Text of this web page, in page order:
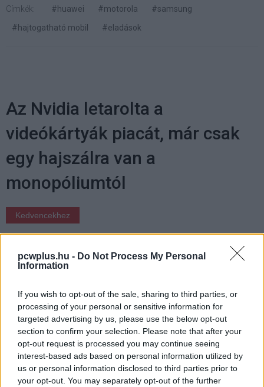
pcwplus.hu - Do Not Process My Personal
Information
If you wish to opt-out of the sale, sharing to third parties, or
processing of your personal or sensitive information for
targeted advertising by us, please use the below opt-out
section to confirm your selection. Please note that after your
opt-out request is processed you may continue seeing
interest-based ads based on personal information utilized by
us or personal information disclosed to third parties prior to
your opt-out. You may separately opt-out of the further
Címkék: #huawei #motorola
#samsung
#hajtogatható mobil
#eladások
Az Nvidia letarolta a
videókártyák piacát, már csak
egy hajszálra van a
monopóliumtól
Kedvencekhez
Vörös Lóránd|2025 szeptember 5. 16:34
az Intel részesedése már mérhetetlenül
alacsony.
Az iparág számára kifejezetten jó hírekkel szolgált a
Peddie Research legfrissebb jelentése: a diszkrét GPU-k